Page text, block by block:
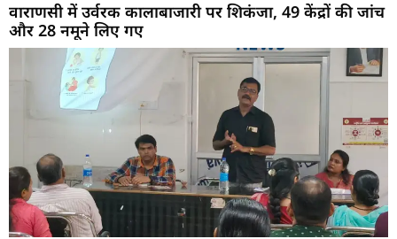
वाराणसी में उर्वरक कालाबाजारी पर शिकंजा, 49 केंद्रों की जांच
और 28 नमूने लिए गए